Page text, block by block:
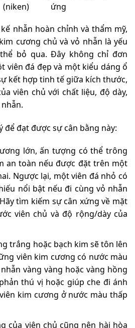
(niken)
ứng
nhẫn hoàn chỉnh và thẩm mỹ,
cương chủ và vỏ nhẫn là yếu
bỏ qua. Đây không chỉ đơn
viên đá đẹp và một kiểu dáng ổ
kết hợp tinh tế giữa kích thước,
viên chủ với chất liệu, độ dày,
để đạt được sự cân bằng này:
lớn, ấn tượng có thể trông
an toàn nếu được đặt trên một
Ngược lại, một viên đá nhỏ có
nổi bật nếu đi cùng vỏ nhẫn
tìm kiếm sự cân xứng về mặt
viên chủ và độ rộng/dày của
trắng hoặc bạch kim sẽ tôn lên
viên kim cương có nước màu
vàng vàng hoặc vàng hồng
thú vị hoặc giúp che đi ánh
kim cương ở nước màu thấp
của viên chủ cũng nên hài hòa